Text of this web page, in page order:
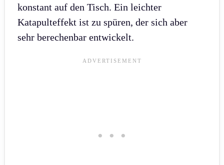
konstant auf den Tisch. Ein leichter
Katapulteffekt ist zu spüren, der sich aber
sehr berechenbar entwickelt.